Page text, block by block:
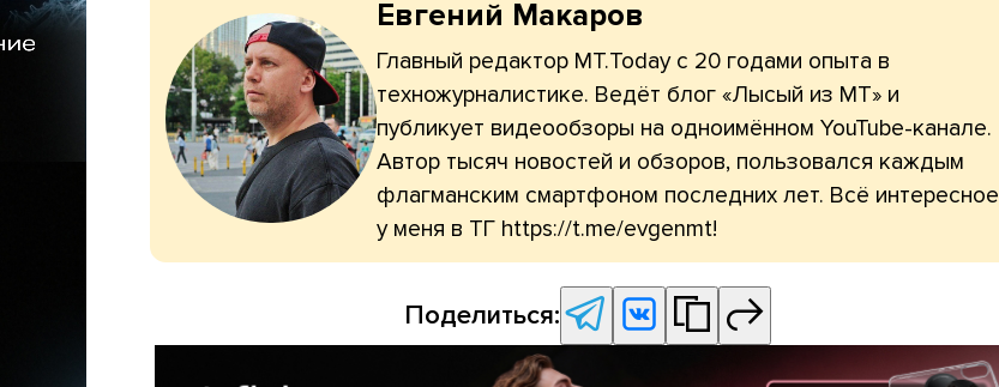
Евгений Макаров
Главный редактор МТ.Today с 20 годами опыта в
техножурналистике. Ведёт блог «Лысый из МТ» и
публикует видеообзоры на одноимённом YouTube-канале.
Автор тысяч новостей и обзоров, пользовался каждым
флагманским смартфоном последних лет. Всё интересное
у меня в ТГ https://t.me/evgenmt!
Поделиться: